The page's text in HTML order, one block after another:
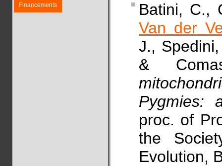
Financements
Batini, C.,
Van der
J.,
&
Pygmies:
proc. of
the
Evolution,